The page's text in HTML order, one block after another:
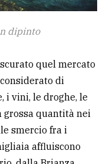
dipinto
quel mercato
di
i vini, le droghe, le
grossa quantità nei
smercio fra i
affluiscono